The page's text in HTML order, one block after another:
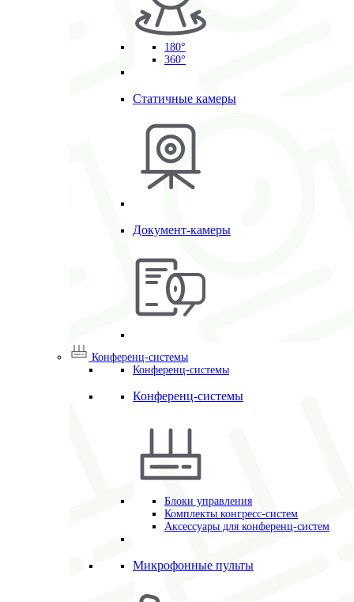
180°
360°
Статичные камеры
Документ-камеры
Конференц-системы
Конференц-системы
Конференц-системы
Блоки управления
Комплекты конгресс-систем
Аксессуары для конференц-систем
Микрофонные пульты